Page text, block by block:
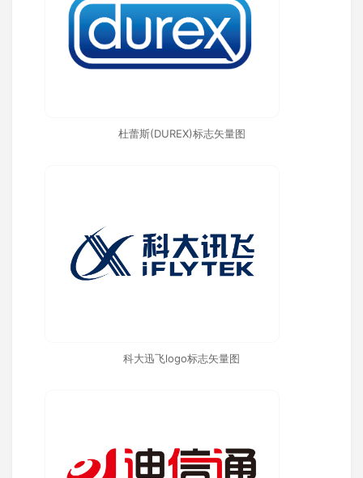
杜蕾斯(DUREX)标志矢量图
科大迅飞logo标志矢量图